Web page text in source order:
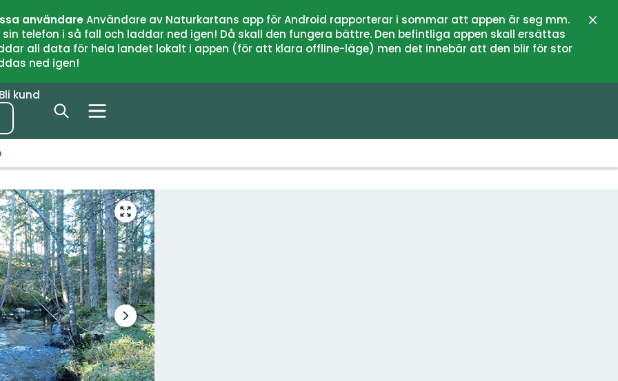
användareAnvändare av Naturkartans app för Android rapporterar i sommar att appen är seg mm.
telefon i så fall och laddar ned igen! Då skall den fungera bättre. Den befintliga appen skall ersättas
all data för hela landet lokalt i appen (för att klara offline-läge) men det innebär att den blir för stor
ned igen!
Bli kund
Gå
till
helskärmsläge
Nästa
bildspel